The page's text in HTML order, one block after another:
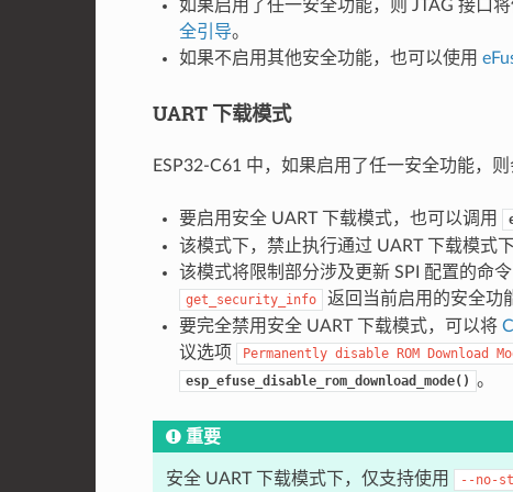
如果启用了任一安全功能，则 JTAG 接口
全引导。
如果不启用其他安全功能，也可以使用
UART 下载模式
ESP32-C61 中，如果启用了任一安全功能，
要启用安全 UART 下载模式，也可以调用
该模式下，禁止执行通过 UART 下载模式
该模式将限制部分涉及更新 SPI 配置的命
get_security_info
返回当前启用的安全功
要完全禁用安全 UART 下载模式，可以将
议选项
Permanently disable ROM Download
esp_efuse_disable_rom_download_mode() 。
重要
安全 UART 下载模式下，仅支持使用 --no-